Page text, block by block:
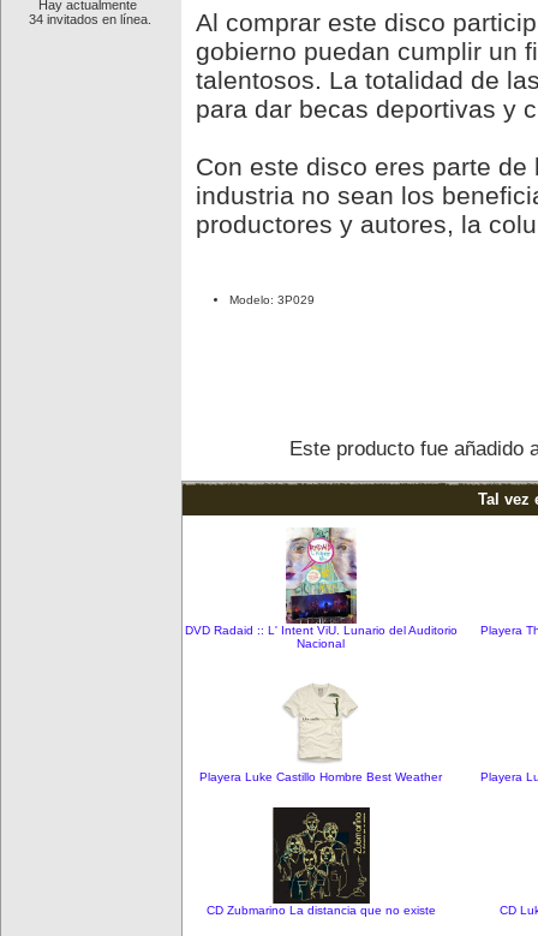
Hay actualmente
34 invitados en línea.
Al comprar este disco
gobierno puedan cumplir un
talentosos. La totalidad de
para dar becas deportivas y
Con este disco eres parte
industria no sean los
productores y autores, la
Modelo: 3P029
Este producto fue añadido
Tal vez
DVD Radaid :: L' Intent ViU. Lunario del Auditorio
Nacional
Playera
Playera Luke Castillo Hombre Best Weather Playera
CD Zubmarino La distancia que no existe CD